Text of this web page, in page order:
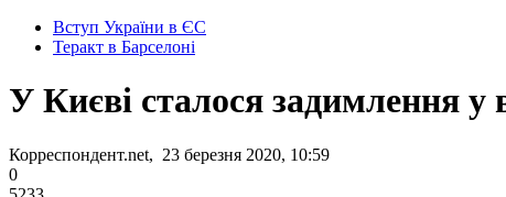
Вступ України в ЄС
Теракт в Барселоні
У Києві сталося задимлення
Корреспондент.net, 23 березня 2020, 10:59
0